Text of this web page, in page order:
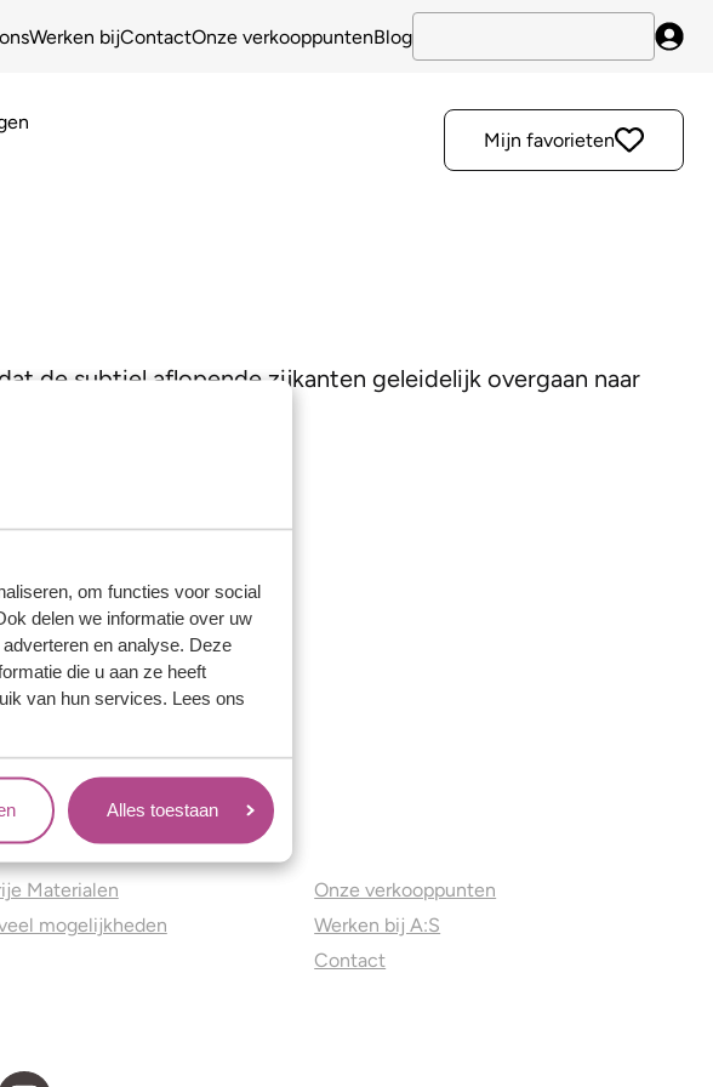
om functies voor social
delen we informatie over uw
en analyse. Deze
die u aan ze heeft
van hun services. Lees ons
Alles toestaan
Werken bijContactOnze verkooppuntenBlog
Mijn favorieten
de subtiel aflopende zijkanten geleidelijk overgaan naar
Materialen
mogelijkheden
Onze verkooppunten
Werken bij A:S
Contact